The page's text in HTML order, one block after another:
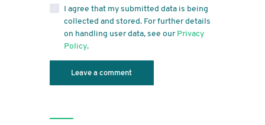
I agree that my submitted data is being
collected and stored. For further details
on handling user data, see ourPrivacy
Policy.